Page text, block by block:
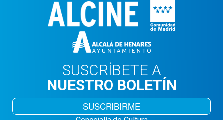
SUSCRÍBETE A
NUESTRO BOLETÍN
SUSCRIBIRME